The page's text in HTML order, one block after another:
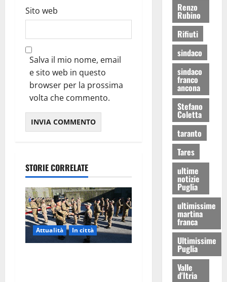
Sito web
Salva il mio nome, email
e sito web in questo
browser per la prossima
volta che commento.
STORIE CORRELATE
Attualità In città
Renzo
Rubino
Rifiuti
sindaco
sindaco
franco
ancona
Stefano
Coletta
taranto
Tares
ultime
notizie
Puglia
ultimissime
martina
franca
Ultimissime
Puglia
Valle
d'Itria